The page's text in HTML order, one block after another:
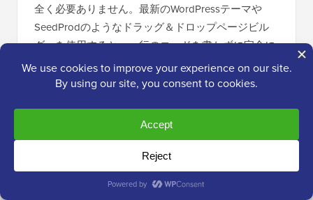
全く必要ありません。最新のWordPressテーマや
SeedProdのようなドラッグ＆ドロップページビル
ダーを使用すると、一行のコードを書かずに完全に
カスタムなストアデザインを作成できます。
なぜ一部のストアオーナーはWordPressから離れて
いるのでしょうか？